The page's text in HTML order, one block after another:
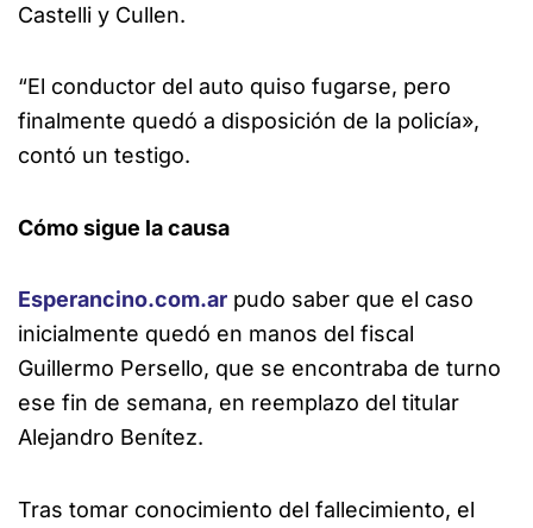
Castelli y Cullen.
“El conductor del auto quiso fugarse, pero
finalmente quedó a disposición de la policía»,
contó un testigo.
Cómo sigue la causa
Esperancino.com.ar pudo saber que el caso
inicialmente quedó en manos del fiscal
Guillermo Persello, que se encontraba de turno
ese fin de semana, en reemplazo del titular
Alejandro Benítez.
Tras tomar conocimiento del fallecimiento, el